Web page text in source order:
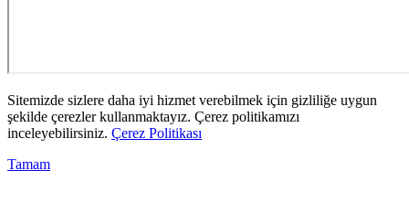
Sitemizde sizlere daha iyi hizmet verebilmek için gizliliğe uygun
şekilde çerezler kullanmaktayız. Çerez politikamızı
inceleyebilirsiniz. Çerez Politikası
Tamam